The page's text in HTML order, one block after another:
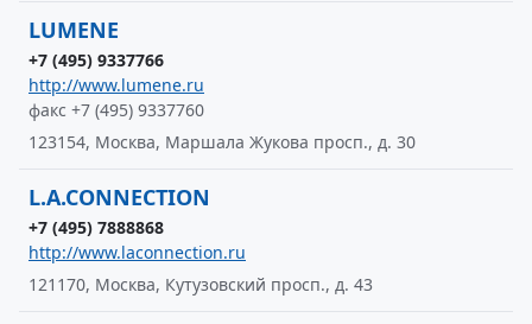
LUMENE
+7 (495) 9337766
http://www.lumene.ru
факс +7 (495) 9337760
123154, Москва, Маршала Жукова просп., д. 30
L.A.CONNECTION
+7 (495) 7888868
http://www.laconnection.ru
121170, Москва, Кутузовский просп., д. 43